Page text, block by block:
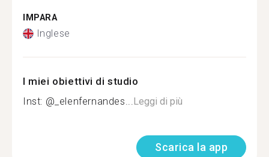
IMPARA
Inglese
I miei obiettivi di studio
Inst: @_elenfernandes...Leggi di più
Scarica la app